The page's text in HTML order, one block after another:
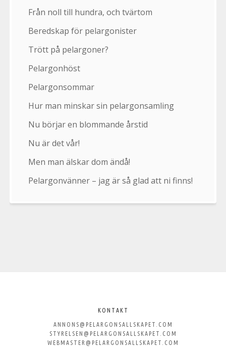
Från noll till hundra, och tvärtom
Beredskap för pelargonister
Trött på pelargoner?
Pelargonhöst
Pelargonsommar
Hur man minskar sin pelargonsamling
Nu börjar en blommande årstid
Nu är det vår!
Men man älskar dom ändå!
Pelargonvänner – jag är så glad att ni finns!
Svenska
KONTAKT
ANNONS@PELARGONSALLSKAPET.COM
STYRELSEN@PELARGONSALLSKAPET.COM
WEBMASTER@PELARGONSALLSKAPET.COM